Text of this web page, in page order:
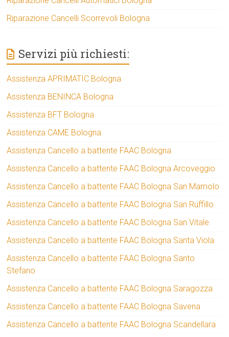
Riparazione Cancelli Scorrevoli Bologna
Servizi più richiesti:
Assistenza APRIMATIC Bologna
Assistenza BENINCA Bologna
Assistenza BFT Bologna
Assistenza CAME Bologna
Assistenza Cancello a battente FAAC Bologna
Assistenza Cancello a battente FAAC Bologna Arcoveggio
Assistenza Cancello a battente FAAC Bologna San Mamolo
Assistenza Cancello a battente FAAC Bologna San Ruffillo
Assistenza Cancello a battente FAAC Bologna San Vitale
Assistenza Cancello a battente FAAC Bologna Santa Viola
Assistenza Cancello a battente FAAC Bologna Santo
Stefano
Assistenza Cancello a battente FAAC Bologna Saragozza
Assistenza Cancello a battente FAAC Bologna Savena
Assistenza Cancello a battente FAAC Bologna Scandellara